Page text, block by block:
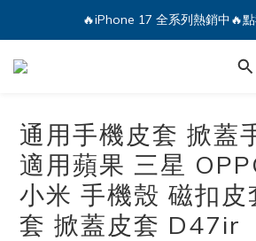
🔥iPhone 17 全系列熱銷中🔥
💕加入Q哥 Line 新好友領優
🔥iPhone 17 全系列熱銷中🔥
通用手機皮套 掀蓋
適用蘋果 三星
小米 手機殼 磁扣皮
套 掀蓋皮套 D47ir